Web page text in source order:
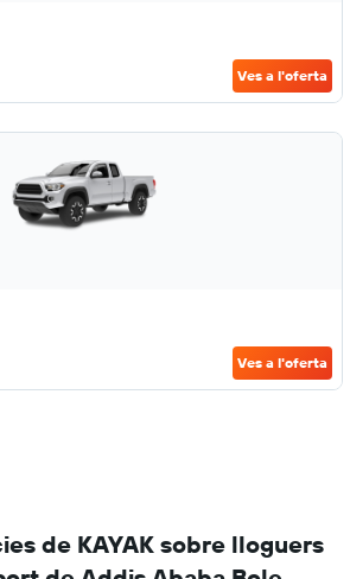
Ves a l'oferta
Ves a l'oferta
de KAYAK sobre lloguers